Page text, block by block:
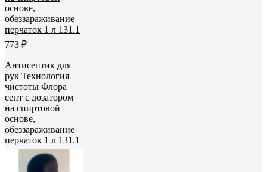
773 ₽
Антисептик для
рук Технология
чистоты Флора
септ с дозатором
на спиртовой
основе,
обеззараживание
перчаток 1 л 131.1